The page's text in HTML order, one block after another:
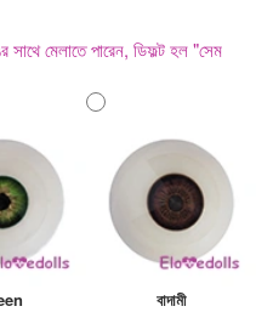
মেলাতে পারেন, ডিফল্ট হল "সেম
বাদামী